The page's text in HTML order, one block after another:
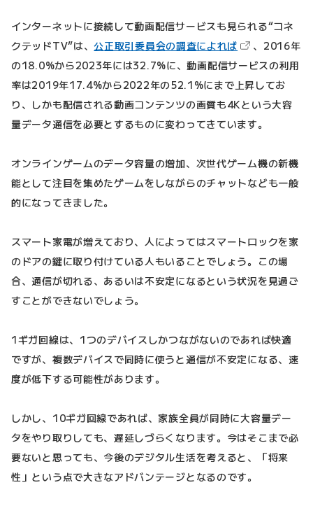
インターネットに接続して動画配信サービスも見られる“コネ
クテッドTV”は、公正取引委員会の調査によれば （新しいタブ
、2016年
の18.0%から2023年には32.7%に、動画配信サービスの利用
率は2019年17.4%から2022年の52.1%にまで上昇してお
り、しかも配信される動画コンテンツの画質も4Kという大容
量データ通信を必要とするものに変わってきています。
オンラインゲームのデータ容量の増加、次世代ゲーム機の新機
能として注目を集めたゲームをしながらのチャットなども一般
的になってきました。
スマート家電が増えており、人によってはスマートロックを家
のドアの鍵に取り付けている人もいることでしょう。この場
合、通信が切れる、あるいは不安定になるという状況を見過ご
すことができないでしょう。
1ギガ回線は、1つのデバイスしかつながないのであれば快適
ですが、複数デバイスで同時に使うと通信が不安定になる、速
度が低下する可能性があります。
しかし、10ギガ回線であれば、家族全員が同時に大容量デー
タをやり取りしても、遅延しづらくなります。今はそこまで必
要ないと思っても、今後のデジタル生活を考えると、「将来
性」という点で大きなアドバンテージとなるのです。